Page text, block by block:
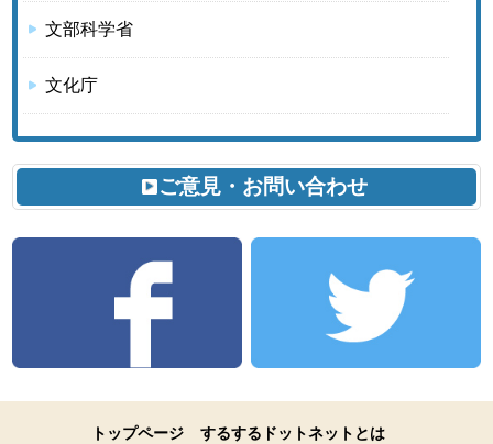
文部科学省
文化庁
ご意見・お問い合わせ
トップページ するするドットネットとは